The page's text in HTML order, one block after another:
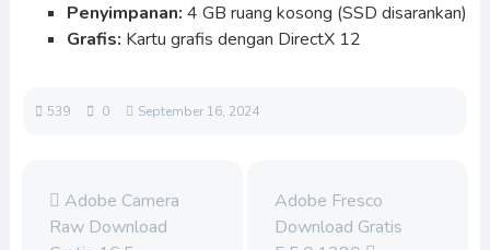
Penyimpanan: 4 GB ruang kosong (SSD disarankan)
Grafis: Kartu grafis dengan DirectX 12
539 0 September 16, 2024
Adobe Camera
Raw Download
Adobe Fresco
Download Gratis